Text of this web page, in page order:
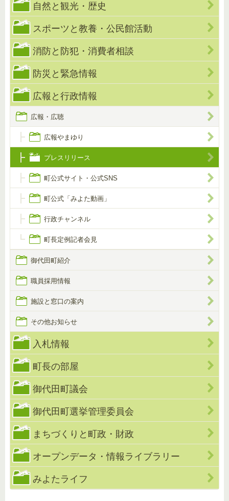
自然と観光・歴史
スポーツと教養・公民館活動
消防と防犯・消費者相談
防災と緊急情報
広報と行政情報
広報・広聴
広報やまゆり
プレスリリース
町公式サイト・公式SNS
町公式「みよた動画」
行政チャンネル
町長定例記者会見
御代田町紹介
職員採用情報
施設と窓口の案内
その他お知らせ
入札情報
町長の部屋
御代田町議会
御代田町選挙管理委員会
まちづくりと町政・財政
オープンデータ・情報ライブラリー
みよたライフ